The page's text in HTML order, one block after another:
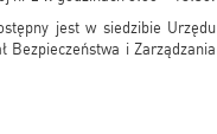
jest w siedzibie Urzędu
Bezpieczeństwa i Zarządzania